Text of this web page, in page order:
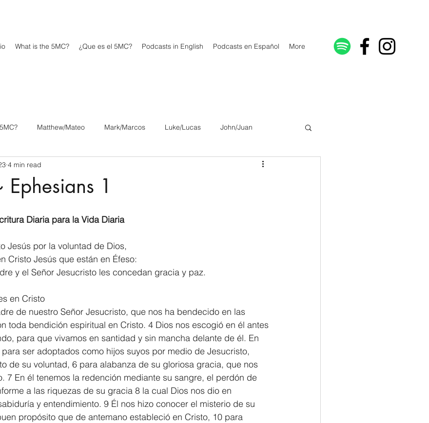
What is the 5MC? ¿Que es el 5MC? Podcasts in English Podcasts en Español More
Matthew/Mateo Mark/Marcos Luke/Lucas John/Juan
1 Corinthians/1 Corintios Galatians/Gálatas
1 Timothy/1 Timoteo 2 Timothy/2 Timoteo
Revelation/Apocalipsis Potpourri/Popurrí Genesis/Génesis
Ephesians 1
4 min read
Diaria para la Vida Diaria
Jesús por la voluntad de Dios,
Cristo Jesús que están en Éfeso:
y el Señor Jesucristo les concedan gracia y paz.
en Cristo
de nuestro Señor Jesucristo, que nos ha bendecido en las
toda bendición espiritual en Cristo. 4 Dios nos escogió en él antes
para que vivamos en santidad y sin mancha delante de él. En
ser adoptados como hijos suyos por medio de Jesucristo,
de su voluntad, 6 para alabanza de su gloriosa gracia, que nos
7 En él tenemos la redención mediante su sangre, el perdón de
a las riquezas de su gracia 8 la cual Dios nos dio en
y entendimiento. 9 Él nos hizo conocer el misterio de su
propósito que de antemano estableció en Cristo, 10 para